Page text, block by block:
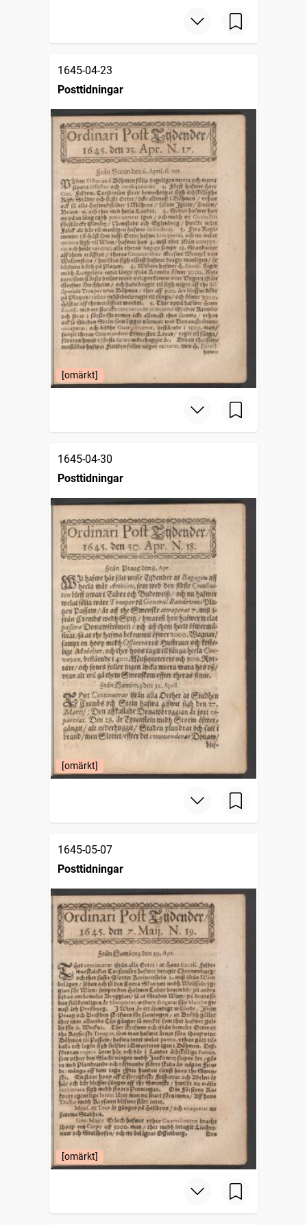
1645-04-23
Posttidningar
[omärkt]
1645-04-30
Posttidningar
[omärkt]
1645-05-07
Posttidningar
[omärkt]